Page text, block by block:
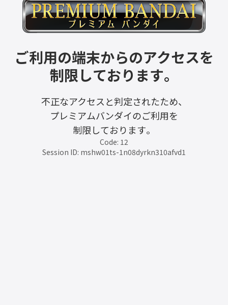
ご利用の端末からのアクセスを
制限しております。
不正なアクセスと判定されたため、
プレミアムバンダイのご利用を
制限しております。
Code: 12
Session ID: mshw01ts-1n08dyrkn310afvd1